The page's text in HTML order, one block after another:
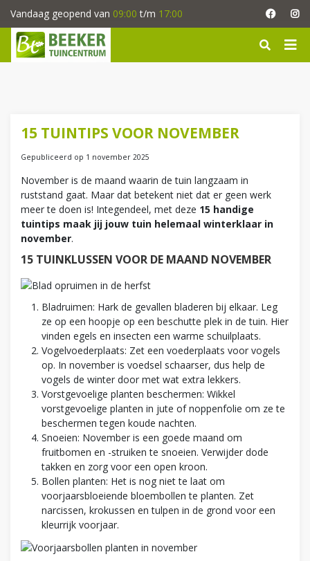
a
Vandaag geopend van 09:00 t/m 17:00
15 TUINTIPS VOOR NOVEMBER
Gepubliceerd op 1 november 2025
November is de maand waarin de tuin langzaam in
ruststand gaat. Maar dat betekent niet dat er geen werk
meer te doen is! Integendeel, met deze 15 handige
tuintips maak jij jouw tuin helemaal winterklaar in
november.
15 TUINKLUSSEN VOOR DE MAAND NOVEMBER
Bladruimen: Hark de gevallen bladeren bij elkaar. Leg
ze op een hoopje op een beschutte plek in de tuin. Hier
vinden egels en insecten een warme schuilplaats.
Vogelvoederplaats: Zet een voederplaats voor vogels
op. In november is voedsel schaarser, dus help de
vogels de winter door met wat extra lekkers.
Vorstgevoelige planten beschermen: Wikkel
vorstgevoelige planten in jute of noppenfolie om ze te
beschermen tegen koude nachten.
Snoeien: November is een goede maand om
fruitbomen en -struiken te snoeien. Verwijder dode
takken en zorg voor een open kroon.
Bollen planten: Het is nog niet te laat om
voorjaarsbloeiende bloembollen te planten. Zet
narcissen, krokussen en tulpen in de grond voor een
kleurrijk voorjaar.